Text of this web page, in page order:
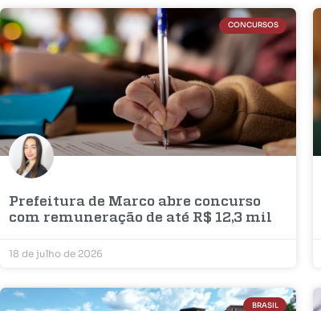
CONCURSOS
Prefeitura de Marco abre concurso
com remuneração de até R$ 12,3 mil
18 de julho de 2026
BRASIL